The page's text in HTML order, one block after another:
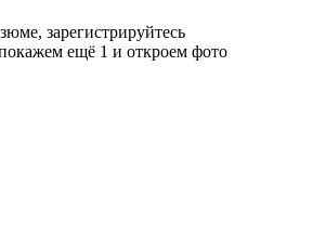
зарегистрируйтесь
ещё 1 и откроем фото